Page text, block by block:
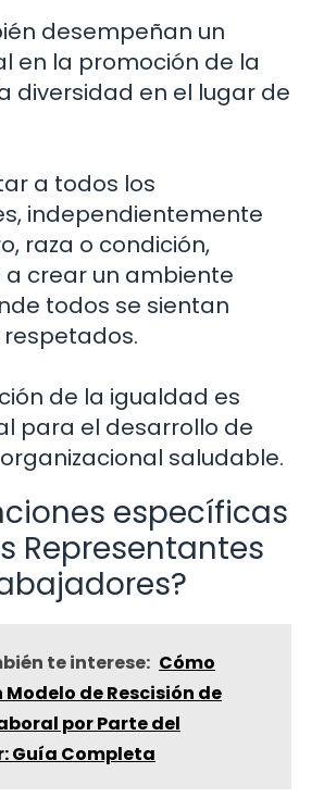
desempeñan un
en la promoción de la
diversidad en el lugar de
a todos los
independientemente
raza o condición,
crear un ambiente
todos se sientan
de la igualdad es
para el desarrollo de
saludable.
específicas
Representantes
te interese: Cómo
de Rescisión de
por Parte del
Guía Completa